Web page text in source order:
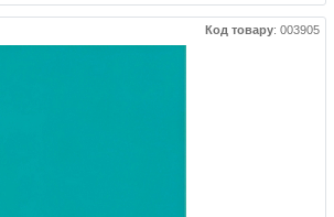
Поверхня: Глянцевий
Колір: Помаранчевий
Код товару: 003905